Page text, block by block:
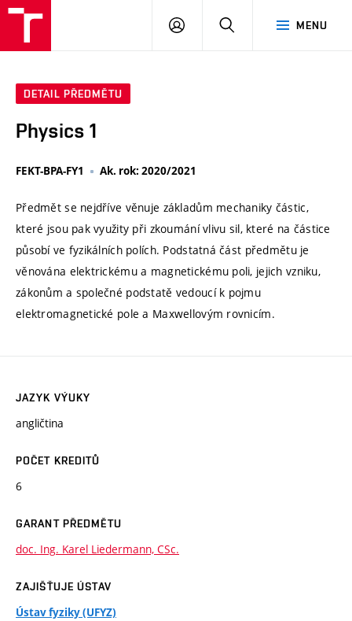
MENU
PŘIHLÁSIT
DETAIL PŘEDMĚTU
Physics 1
FEKT-BPA-FY1 Ak. rok: 2020/2021
Předmět se nejdříve věnuje základům mechaniky částic,
které jsou pak využity při zkoumání vlivu sil, které na částice
působí ve fyzikálních polích. Podstatná část předmětu je
věnována elektrickému a magnetickému poli, jejich vzniku,
zákonům a společné podstatě vedoucí k pojmu
elektromagnetické pole a Maxwellovým rovnicím.
JAZYK VÝUKY
angličtina
POČET KREDITŮ
6
GARANT PŘEDMĚTU
doc. Ing. Karel Liedermann, CSc.
ZAJIŠŤUJE ÚSTAV
Ústav fyziky (UFYZ)